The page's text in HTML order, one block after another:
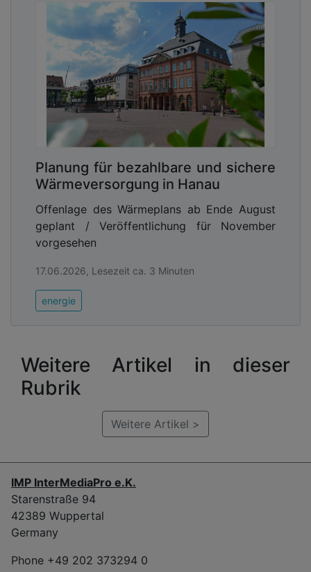
Planung für bezahlbare und sichere
Wärmeversorgung in Hanau
Offenlage des Wärmeplans ab Ende August
geplant / Veröffentlichung für November
vorgesehen
17.06.2026, Lesezeit ca. 3 Minuten
energie
Weitere Artikel in dieser
Rubrik
Weitere Artikel >
IMP InterMediaPro e.K.
Starenstraße 94
42389 Wuppertal
Germany
Phone +49 202 373294 0